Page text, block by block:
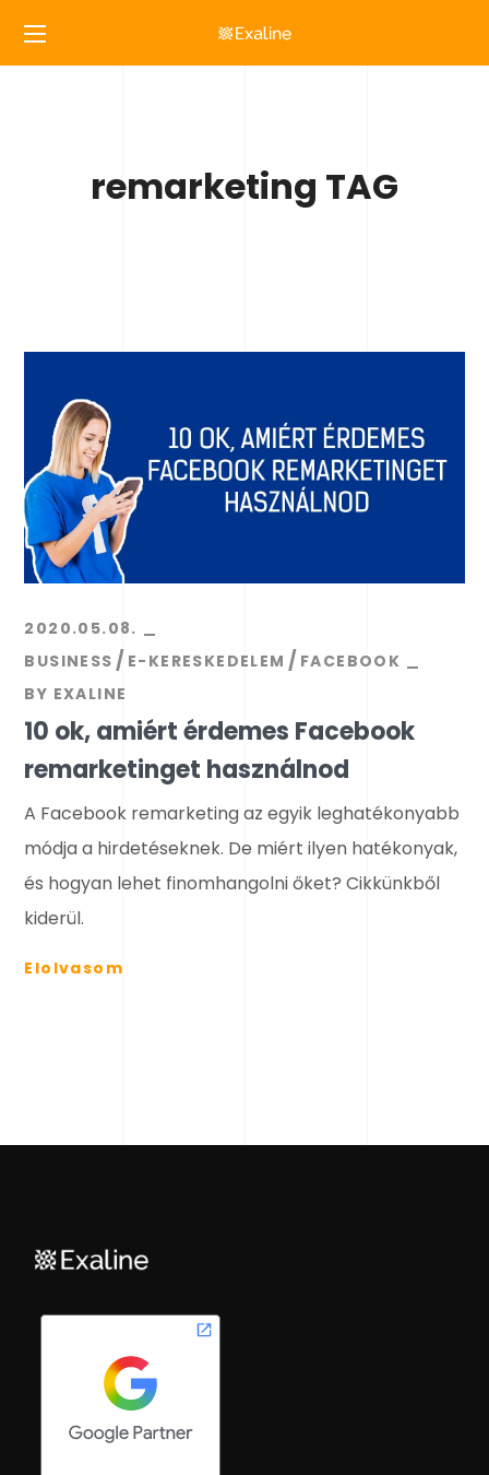
remarketing TAG
2020.05.08.
BUSINESS
E-KERESKEDELEM
FACEBOOK
BY EXALINE
10 ok, amiért érdemes Facebook
remarketinget használnod
A Facebook remarketing az egyik leghatékonyabb
módja a hirdetéseknek. De miért ilyen hatékonyak,
és hogyan lehet finomhangolni őket? Cikkünkből
kiderül.
Elolvasom